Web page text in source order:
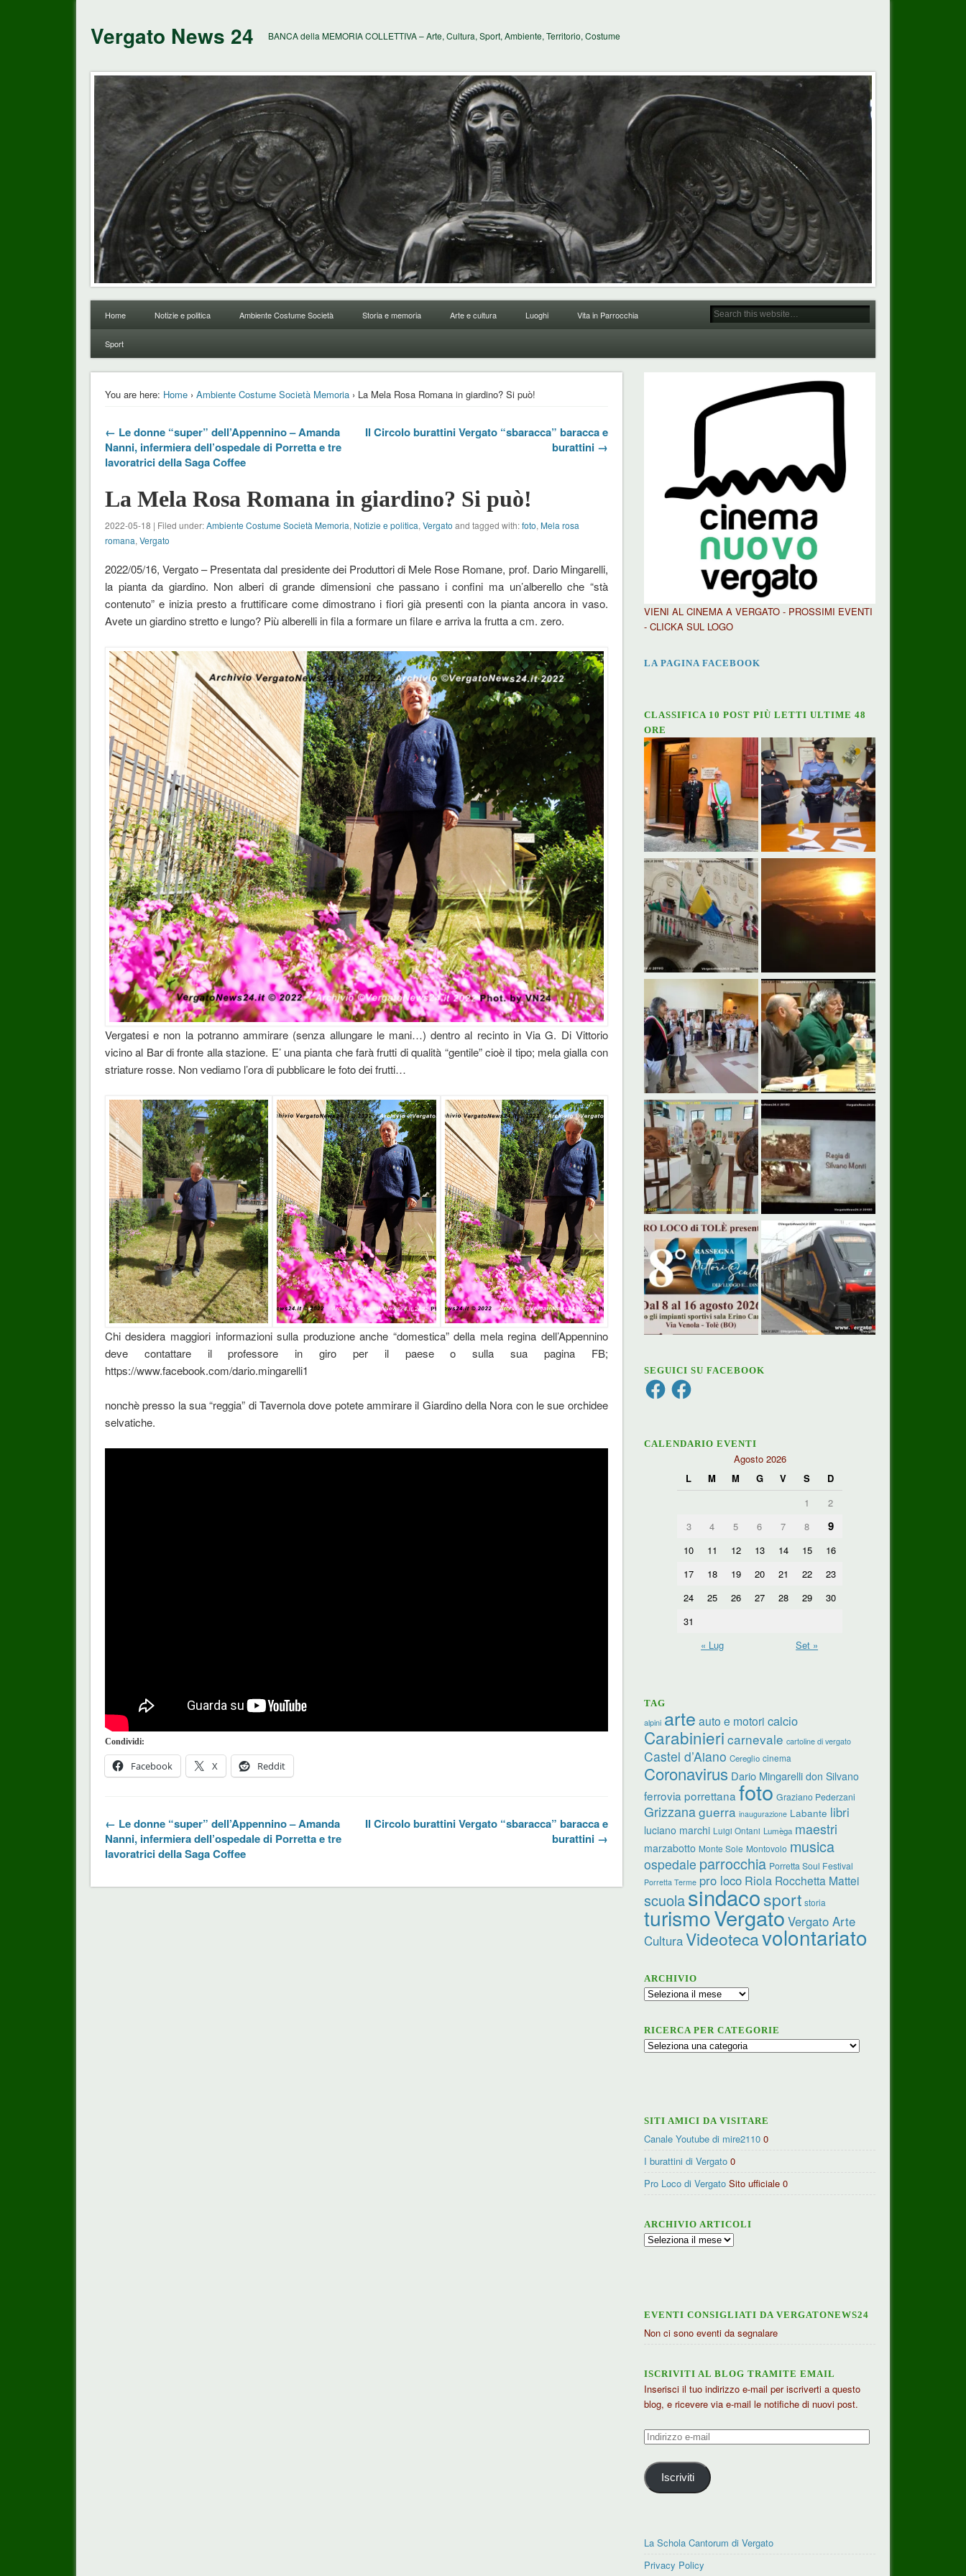
Vergato News 24 BANCA della MEMORIA COLLETTIVA – Arte, Cultura, Sport, Ambiente, Territorio, Costume
Home Notizie e politica Ambiente Costume Società Storia e memoria Arte e cultura Luoghi Vita in Parrocchia
Sport
You are here: Home› Ambiente Costume Società Memoria› La Mela Rosa Romana in giardino? Si può!
← Le donne “super” dell’Appennino – Amanda
Nanni, infermiera dell’ospedale di Porretta e tre
lavoratrici della Saga Coffee
Il Circolo burattini Vergato “sbaracca” baracca e
burattini →
La Mela Rosa Romana in giardino? Si può!
2022-05-18 | Filed under:Ambiente Costume Società Memoria, Notizie e politica, Vergato and tagged with:foto, Mela rosa
romana, Vergato
2022/05/16, Vergato – Presentata dal presidente dei Produttori di Mele Rose Romane, prof. Dario Mingarelli,
la pianta da giardino. Non alberi di grande dimensioni che passano i confini ma un’alberello che “stà
contenuto” e inizia presto a fruttificare come dimostrano i fiori già presenti con la pianta ancora in vaso.
Avete un giardino stretto e lungo? Più alberelli in fila a formare un filare e arriva la frutta a cm. zero.
Vergatesi e non la potranno ammirare (senza allungare le mani…) dentro al recinto in Via G. Di Vittorio
vicino al Bar di fronte alla stazione. E’ una pianta che farà frutti di qualità “gentile” cioè il tipo; mela gialla con
striature rosse. Non vediamo l’ora di pubblicare le foto dei frutti…
Chi desidera maggiori informazioni sulla produzione anche “domestica” della mela regina dell’Appennino
deve contattare il professore in giro per il paese o sulla sua pagina FB;
https://www.facebook.com/dario.mingarelli1
nonchè presso la sua “reggia” di Tavernola dove potete ammirare il Giardino della Nora con le sue orchidee
selvatiche.
Condividi:
Facebook X Reddit
← Le donne “super” dell’Appennino – Amanda
Nanni, infermiera dell’ospedale di Porretta e tre
lavoratrici della Saga Coffee
Il Circolo burattini Vergato “sbaracca” baracca e
burattini →
VIENI AL CINEMA A VERGATO - PROSSIMI EVENTI
- CLICKA SUL LOGO
LA PAGINA FACEBOOK
CLASSIFICA 10 POST PIÙ LETTI ULTIME 48
ORE
SEGUICI SU FACEBOOK
FacebookFacebook
CALENDARIO EVENTI
Agosto 2026
L
M M G V S
D
1
2
3
4 5 6 7 8 9
10 11 12 13 14 15
16
17
18 19 20 21 22
23
24
25 26 27 28 29
30
31
« Lug
Set »
TAG
alpini arte auto e motori calcio
Carabinieri carnevale cartoline di vergato
Castel d’Aiano Cereglio cinema
Coronavirus Dario Mingarelli don Silvano
ferrovia porrettana foto Graziano Pederzani
Grizzanaguerra inaugurazione Labante libri
luciano marchi Luigi Ontani Lumèga maestri
marzabotto Monte Sole Montovolo musica
ospedale parrocchia Porretta Soul Festival
Porretta Terme pro loco Riola Rocchetta Mattei
scuolasindacosport storia
turismoVergato Vergato Arte
CulturaVideotecavolontariato
ARCHIVIO
Archivio
RICERCA PER CATEGORIE
Ricerca
SITI AMICI DA VISITARE
Canale Youtube di mire2110 0
I burattini di Vergato 0
Pro Loco di Vergato Sito ufficiale 0
ARCHIVIO ARTICOLI
Archivio
EVENTI CONSIGLIATI DA VERGATONEWS24
Non ci sono eventi da segnalare
ISCRIVITI AL BLOG TRAMITE EMAIL
Inserisci il tuo indirizzo e-mail per iscriverti a questo
blog, e ricevere via e-mail le notifiche di nuovi post.
Indirizzo
mail
Iscriviti
La Schola Cantorum di Vergato
Privacy Policy